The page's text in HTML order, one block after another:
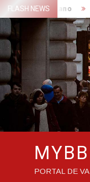
Skip
to
content
FLASH NEWS
último ano Neste
MYBB
PORTAL DE